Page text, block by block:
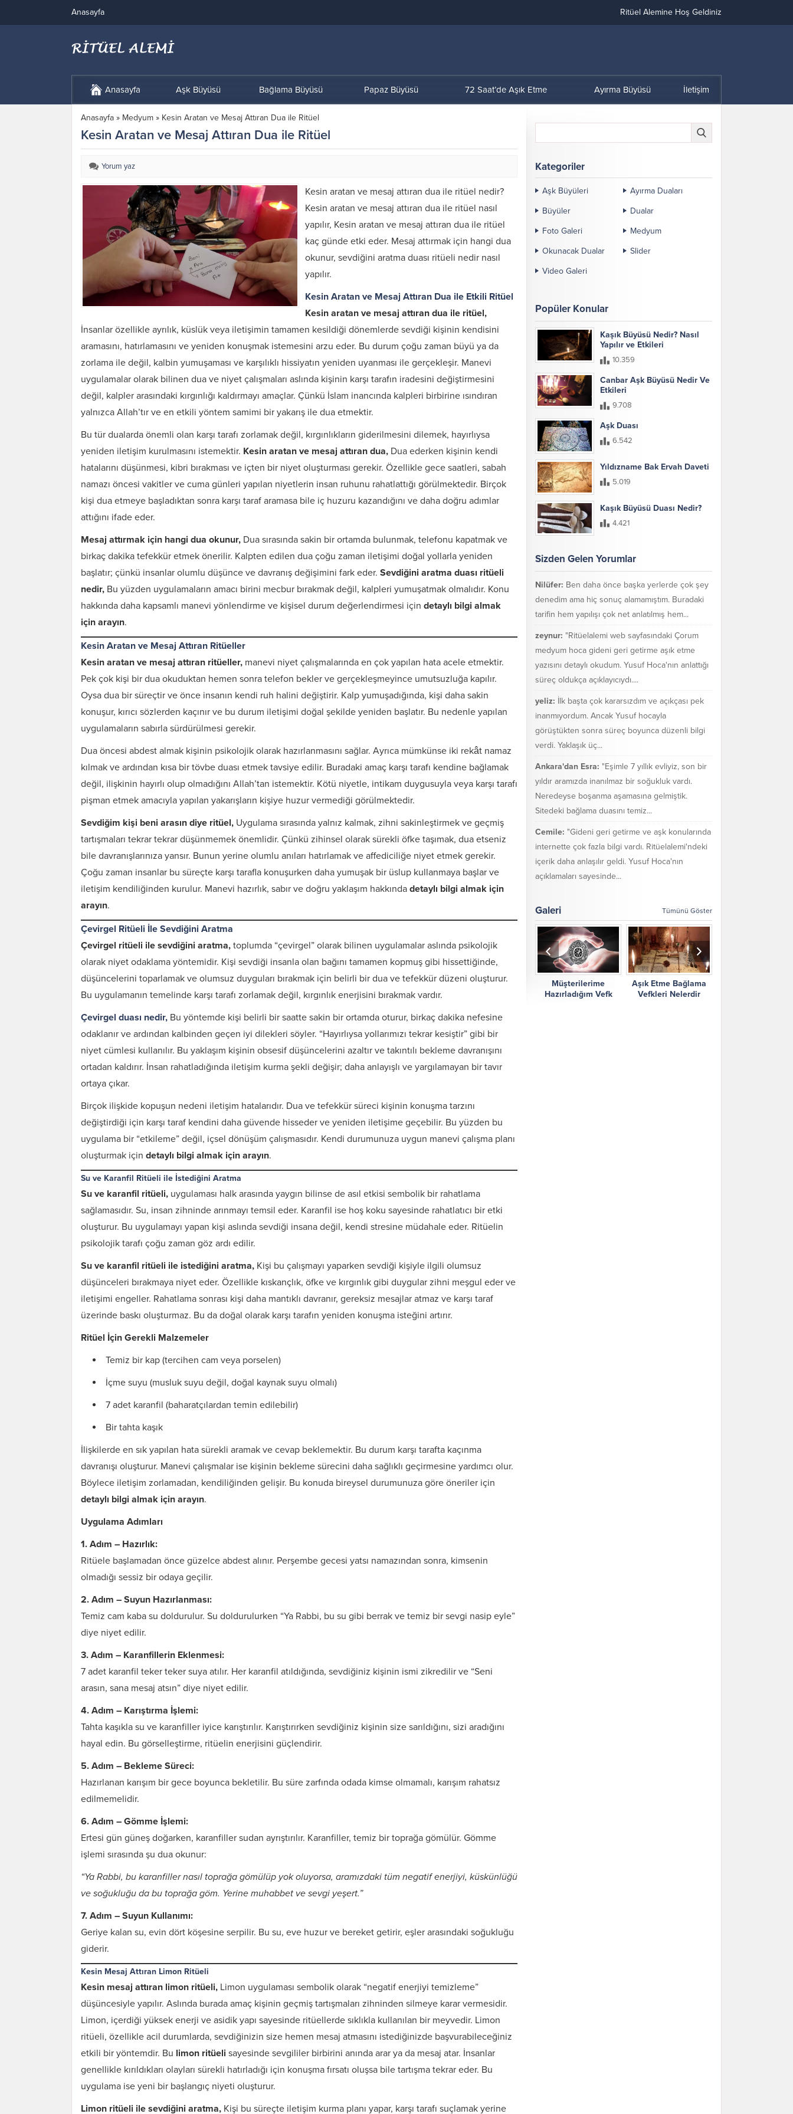
Anasayfa Ritüel Alemine Hoş Geldiniz
Anasayfa Aşk Büyüsü Bağlama Büyüsü Papaz Büyüsü 72 Saat’de Aşık Etme Ayırma Büyüsü İletişim
Anasayfa » Medyum » Kesin Aratan ve Mesaj Attıran Dua ile Ritüel
Kesin Aratan ve Mesaj Attıran Dua ile Ritüel
Yorum yaz
Kesin aratan ve mesaj attıran dua ile ritüel nedir?
Kesin aratan ve mesaj attıran dua ile ritüel nasıl
yapılır, Kesin aratan ve mesaj attıran dua ile ritüel
kaç günde etki eder. Mesaj attırmak için hangi dua
okunur, sevdiğini aratma duası ritüeli nedir nasıl
yapılır.
Kesin Aratan ve Mesaj Attıran Dua ile Etkili Ritüel
Kesin aratan ve mesaj attıran dua ile ritüel,
İnsanlar özellikle ayrılık, küslük veya iletişimin tamamen kesildiği dönemlerde sevdiği kişinin kendisini
aramasını, hatırlamasını ve yeniden konuşmak istemesini arzu eder. Bu durum çoğu zaman büyü ya da
zorlama ile değil, kalbin yumuşaması ve karşılıklı hissiyatın yeniden uyanması ile gerçekleşir. Manevi
uygulamalar olarak bilinen dua ve niyet çalışmaları aslında kişinin karşı tarafın iradesini değiştirmesini
değil, kalpler arasındaki kırgınlığı kaldırmayı amaçlar. Çünkü İslam inancında kalpleri birbirine ısındıran
yalnızca Allah’tır ve en etkili yöntem samimi bir yakarış ile dua etmektir.
Bu tür dualarda önemli olan karşı tarafı zorlamak değil, kırgınlıkların giderilmesini dilemek, hayırlıysa
yeniden iletişim kurulmasını istemektir. Kesin aratan ve mesaj attıran dua, Dua ederken kişinin kendi
hatalarını düşünmesi, kibri bırakması ve içten bir niyet oluşturması gerekir. Özellikle gece saatleri, sabah
namazı öncesi vakitler ve cuma günleri yapılan niyetlerin insan ruhunu rahatlattığı görülmektedir. Birçok
kişi dua etmeye başladıktan sonra karşı taraf aramasa bile iç huzuru kazandığını ve daha doğru adımlar
attığını ifade eder.
Mesaj attırmak için hangi dua okunur, Dua sırasında sakin bir ortamda bulunmak, telefonu kapatmak ve
birkaç dakika tefekkür etmek önerilir. Kalpten edilen dua çoğu zaman iletişimi doğal yollarla yeniden
başlatır; çünkü insanlar olumlu düşünce ve davranış değişimini fark eder. Sevdiğini aratma duası ritüeli
nedir, Bu yüzden uygulamaların amacı birini mecbur bırakmak değil, kalpleri yumuşatmak olmalıdır. Konu
hakkında daha kapsamlı manevi yönlendirme ve kişisel durum değerlendirmesi için detaylı bilgi almak
için arayın.
Kesin Aratan ve Mesaj Attıran Ritüeller
Kesin aratan ve mesaj attıran ritüeller, manevi niyet çalışmalarında en çok yapılan hata acele etmektir.
Pek çok kişi bir dua okuduktan hemen sonra telefon bekler ve gerçekleşmeyince umutsuzluğa kapılır.
Oysa dua bir süreçtir ve önce insanın kendi ruh halini değiştirir. Kalp yumuşadığında, kişi daha sakin
konuşur, kırıcı sözlerden kaçınır ve bu durum iletişimi doğal şekilde yeniden başlatır. Bu nedenle yapılan
uygulamaların sabırla sürdürülmesi gerekir.
Dua öncesi abdest almak kişinin psikolojik olarak hazırlanmasını sağlar. Ayrıca mümkünse iki rekât namaz
kılmak ve ardından kısa bir tövbe duası etmek tavsiye edilir. Buradaki amaç karşı tarafı kendine bağlamak
değil, ilişkinin hayırlı olup olmadığını Allah’tan istemektir. Kötü niyetle, intikam duygusuyla veya karşı tarafı
pişman etmek amacıyla yapılan yakarışların kişiye huzur vermediği görülmektedir.
Sevdiğim kişi beni arasın diye ritüel, Uygulama sırasında yalnız kalmak, zihni sakinleştirmek ve geçmiş
tartışmaları tekrar tekrar düşünmemek önemlidir. Çünkü zihinsel olarak sürekli öfke taşımak, dua etseniz
bile davranışlarınıza yansır. Bunun yerine olumlu anıları hatırlamak ve affediciliğe niyet etmek gerekir.
Çoğu zaman insanlar bu süreçte karşı tarafla konuşurken daha yumuşak bir üslup kullanmaya başlar ve
iletişim kendiliğinden kurulur. Manevi hazırlık, sabır ve doğru yaklaşım hakkında detaylı bilgi almak için
arayın.
Çevirgel Ritüeli İle Sevdiğini Aratma
Çevirgel ritüeli ile sevdiğini aratma, toplumda “çevirgel” olarak bilinen uygulamalar aslında psikolojik
olarak niyet odaklama yöntemidir. Kişi sevdiği insanla olan bağını tamamen kopmuş gibi hissettiğinde,
düşüncelerini toparlamak ve olumsuz duyguları bırakmak için belirli bir dua ve tefekkür düzeni oluşturur.
Bu uygulamanın temelinde karşı tarafı zorlamak değil, kırgınlık enerjisini bırakmak vardır.
Çevirgel duası nedir, Bu yöntemde kişi belirli bir saatte sakin bir ortamda oturur, birkaç dakika nefesine
odaklanır ve ardından kalbinden geçen iyi dilekleri söyler. “Hayırlıysa yollarımızı tekrar kesiştir” gibi bir
niyet cümlesi kullanılır. Bu yaklaşım kişinin obsesif düşüncelerini azaltır ve takıntılı bekleme davranışını
ortadan kaldırır. İnsan rahatladığında iletişim kurma şekli değişir; daha anlayışlı ve yargılamayan bir tavır
ortaya çıkar.
Birçok ilişkide kopuşun nedeni iletişim hatalarıdır. Dua ve tefekkür süreci kişinin konuşma tarzını
değiştirdiği için karşı taraf kendini daha güvende hisseder ve yeniden iletişime geçebilir. Bu yüzden bu
uygulama bir “etkileme” değil, içsel dönüşüm çalışmasıdır. Kendi durumunuza uygun manevi çalışma planı
oluşturmak için detaylı bilgi almak için arayın.
Su ve Karanfil Ritüeli ile İstediğini Aratma
Su ve karanfil ritüeli, uygulaması halk arasında yaygın bilinse de asıl etkisi sembolik bir rahatlama
sağlamasıdır. Su, insan zihninde arınmayı temsil eder. Karanfil ise hoş koku sayesinde rahatlatıcı bir etki
oluşturur. Bu uygulamayı yapan kişi aslında sevdiği insana değil, kendi stresine müdahale eder. Ritüelin
psikolojik tarafı çoğu zaman göz ardı edilir.
Su ve karanfil ritüeli ile istediğini aratma, Kişi bu çalışmayı yaparken sevdiği kişiyle ilgili olumsuz
düşünceleri bırakmaya niyet eder. Özellikle kıskançlık, öfke ve kırgınlık gibi duygular zihni meşgul eder ve
iletişimi engeller. Rahatlama sonrası kişi daha mantıklı davranır, gereksiz mesajlar atmaz ve karşı taraf
üzerinde baskı oluşturmaz. Bu da doğal olarak karşı tarafın yeniden konuşma isteğini artırır.
Ritüel İçin Gerekli Malzemeler
Temiz bir kap (tercihen cam veya porselen)
İçme suyu (musluk suyu değil, doğal kaynak suyu olmalı)
7 adet karanfil (baharatçılardan temin edilebilir)
Bir tahta kaşık
İlişkilerde en sık yapılan hata sürekli aramak ve cevap beklemektir. Bu durum karşı tarafta kaçınma
davranışı oluşturur. Manevi çalışmalar ise kişinin bekleme sürecini daha sağlıklı geçirmesine yardımcı olur.
Böylece iletişim zorlamadan, kendiliğinden gelişir. Bu konuda bireysel durumunuza göre öneriler için
detaylı bilgi almak için arayın.
Uygulama Adımları
1. Adım – Hazırlık:
Ritüele başlamadan önce güzelce abdest alınır. Perşembe gecesi yatsı namazından sonra, kimsenin
olmadığı sessiz bir odaya geçilir.
2. Adım – Suyun Hazırlanması:
Temiz cam kaba su doldurulur. Su doldurulurken “Ya Rabbi, bu su gibi berrak ve temiz bir sevgi nasip eyle”
diye niyet edilir.
3. Adım – Karanfillerin Eklenmesi:
7 adet karanfil teker teker suya atılır. Her karanfil atıldığında, sevdiğiniz kişinin ismi zikredilir ve “Seni
arasın, sana mesaj atsın” diye niyet edilir.
4. Adım – Karıştırma İşlemi:
Tahta kaşıkla su ve karanfiller iyice karıştırılır. Karıştırırken sevdiğiniz kişinin size sarıldığını, sizi aradığını
hayal edin. Bu görselleştirme, ritüelin enerjisini güçlendirir.
5. Adım – Bekleme Süreci:
Hazırlanan karışım bir gece boyunca bekletilir. Bu süre zarfında odada kimse olmamalı, karışım rahatsız
edilmemelidir.
6. Adım – Gömme İşlemi:
Ertesi gün güneş doğarken, karanfiller sudan ayrıştırılır. Karanfiller, temiz bir toprağa gömülür. Gömme
işlemi sırasında şu dua okunur:
“Ya Rabbi, bu karanfiller nasıl toprağa gömülüp yok oluyorsa, aramızdaki tüm negatif enerjiyi, küskünlüğü
ve soğukluğu da bu toprağa göm. Yerine muhabbet ve sevgi yeşert.”
7. Adım – Suyun Kullanımı:
Geriye kalan su, evin dört köşesine serpilir. Bu su, eve huzur ve bereket getirir, eşler arasındaki soğukluğu
giderir.
Kesin Mesaj Attıran Limon Ritüeli
Kesin mesaj attıran limon ritüeli, Limon uygulaması sembolik olarak “negatif enerjiyi temizleme”
düşüncesiyle yapılır. Aslında burada amaç kişinin geçmiş tartışmaları zihninden silmeye karar vermesidir.
Limon, içerdiği yüksek enerji ve asidik yapı sayesinde ritüellerde sıklıkla kullanılan bir meyvedir. Limon
ritüeli, özellikle acil durumlarda, sevdiğinizin size hemen mesaj atmasını istediğinizde başvurabileceğiniz
etkili bir yöntemdir. Bu limon ritüeli sayesinde sevgililer birbirini anında arar ya da mesaj atar. İnsanlar
genellikle kırıldıkları olayları sürekli hatırladığı için konuşma fırsatı oluşsa bile tartışma tekrar eder. Bu
uygulama ise yeni bir başlangıç niyeti oluşturur.
Limon ritüeli ile sevdiğini aratma, Kişi bu süreçte iletişim kurma planı yapar, karşı tarafı suçlamak yerine
Kategoriler
Aşk Büyüleri
Ayırma Duaları
Büyüler
Dualar
Foto Galeri
Medyum
Okunacak Dualar
Slider
Video Galeri
Popüler Konular
Kaşık Büyüsü Nedir? Nasıl
Yapılır ve Etkileri
10.359
Canbar Aşk Büyüsü Nedir Ve
Etkileri
9.708
Aşk Duası
6.542
Yıldızname Bak Ervah Daveti
5.019
Kaşık Büyüsü Duası Nedir?
4.421
Sizden Gelen Yorumlar
Nilüfer: Ben daha önce başka yerlerde çok şey
denedim ama hiç sonuç alamamıştım. Buradaki
tarifin hem yapılışı çok net anlatılmış hem...
zeynur: "Ritüelalemi web sayfasındaki Çorum
medyum hoca gideni geri getirme aşık etme
yazısını detaylı okudum. Yusuf Hoca'nın anlattığı
süreç oldukça açıklayıcıydı....
yeliz: İlk başta çok kararsızdım ve açıkçası pek
inanmıyordum. Ancak Yusuf hocayla
görüştükten sonra süreç boyunca düzenli bilgi
verdi. Yaklaşık üç...
Ankara'dan Esra: "Eşimle 7 yıllık evliyiz, son bir
yıldır aramızda inanılmaz bir soğukluk vardı.
Neredeyse boşanma aşamasına gelmiştik.
Sitedeki bağlama duasını temiz...
Cemile: "Gideni geri getirme ve aşk konularında
internette çok fazla bilgi vardı. Ritüelalemi'ndeki
içerik daha anlaşılır geldi. Yusuf Hoca'nın
açıklamaları sayesinde...
Galeri Tümünü Göster
Karı Koca Arası
Muhabbeti Artıran
Kişiye Özel Vefkler ve
Tılsımlar
Zırh için Yazıln Vefkler
Vefk Yazmak İçin
Müşterilerime
Hazırladığım Vefk
Aşık Etme Bağlama
Vefkleri Nelerdir